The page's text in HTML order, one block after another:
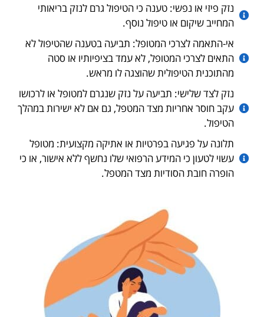
נזק פיזי או נפשי: טענה כי הטיפול גרם לנזק בריאותי
המחייב שיקום או טיפול נוסף.
אי-התאמה לצרכי המטופל: תביעה בטענה שהטיפול לא
התאים לצרכי המטופל, לא עמד בציפיותיו או סטה
מהתוכנית הטיפולית שהוצגה לו מראש.
נזק לצד שלישי: תביעה על נזק שנגרם למטופל או לרכושו
עקב חוסר אחריות מצד המטפל, גם אם לא ישירות במהלך
הטיפול.
תלונה על פגיעה בפרטיות או אתיקה מקצועית: מטופל
עשוי לטעון כי המידע הרפואי שלו נחשף ללא אישור, או כי
הופרה חובת הסודיות מצד המטפל.